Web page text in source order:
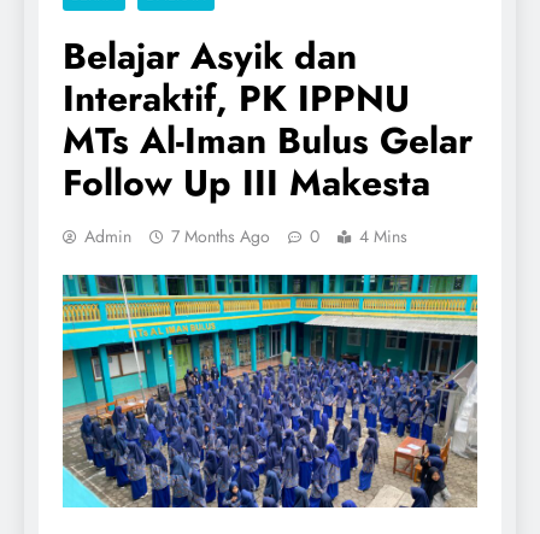
Belajar Asyik dan
Interaktif, PK IPPNU
MTs Al-Iman Bulus Gelar
Follow Up III Makesta
Admin 7 Months Ago 0 4 Mins